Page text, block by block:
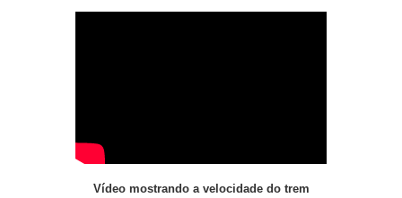
Vídeo mostrando a velocidade do trem